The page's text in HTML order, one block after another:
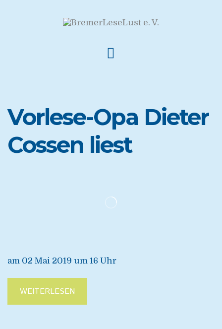
Vorlese-Opa Dieter
Cossen liest
am 02 Mai 2019 um 16 Uhr
WEITERLESEN